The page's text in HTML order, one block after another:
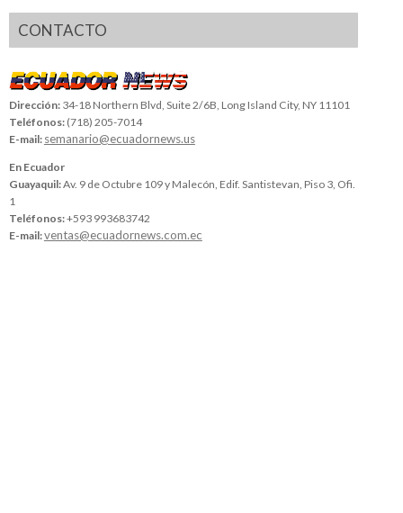
CONTACTO
Dirección: 34-18 Northern Blvd, Suite 2/6B, Long Island City, NY 11101
Teléfonos: (718) 205-7014
E-mail: semanario@ecuadornews.us
En Ecuador
Guayaquil:Av. 9 de Octubre 109 y Malecón, Edif. Santistevan, Piso 3, Ofi.
1
Teléfonos:+593 993683742
E-mail:ventas@ecuadornews.com.ec